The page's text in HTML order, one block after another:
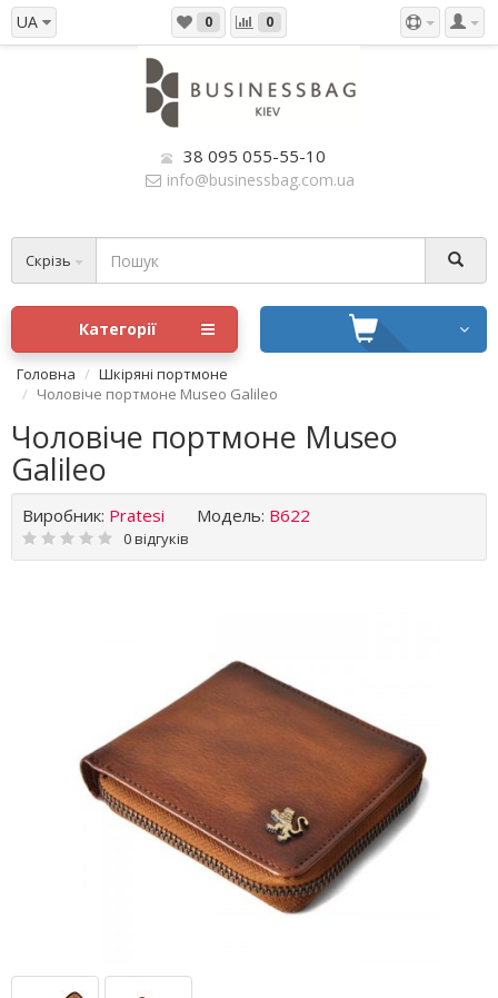
UA 0 0
38 095 055-55-10
info@businessbag.com.ua
Скрізь
Категорії
Головна
Шкіряні портмоне
Чоловіче портмоне Museo Galileo
Чоловіче портмоне Museo
Galileo
Виробник: Pratesi Модель: B622
0 відгуків